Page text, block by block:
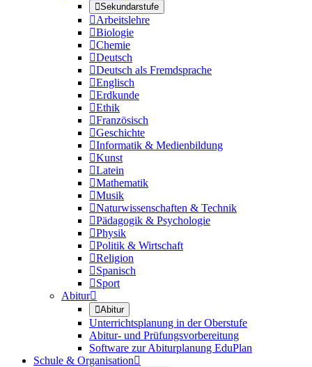
Sekundarstufe
Arbeitslehre
Biologie
Chemie
Deutsch
Deutsch als Fremdsprache
Englisch
Erdkunde
Ethik
Französisch
Geschichte
Informatik & Medienbildung
Kunst
Latein
Mathematik
Musik
Naturwissenschaften & Technik
Pädagogik & Psychologie
Physik
Politik & Wirtschaft
Religion
Spanisch
Sport
Abitur
Abitur
Unterrichtsplanung in der Oberstufe
Abitur- und Prüfungsvorbereitung
Software zur Abiturplanung EduPlan
Schule & Organisation